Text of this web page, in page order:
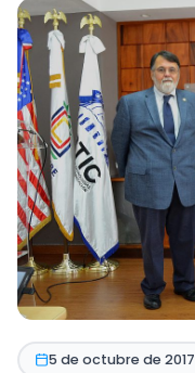
5 de octubre de 2017